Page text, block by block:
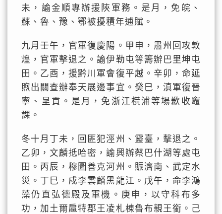
未，諭金順專辦援陝軍務。是月，免皖、
蘇、魯、豫、鄂被擾積年逋賦。
九月壬午，官軍復慶陽。甲申，肅州回攻敦
煌，官軍擊退之。諭伊勒屯等籌辦巴里坤屯
田。乙酉，援黔川軍會復平越。辛卯，命延
煦出關查辦奉天展邊事宜。癸巳，滇軍復晉
寧、呈貢。是月，免浙江橫浦等場歉收竈
課。
冬十月丁未，回匪犯涇州、靈臺，擊退之。
乙卯，文麟抵哈密，諭興辦蔡巴什湖等處屯
田。丙辰，穆圖善克河州。賑濟南、武定水
災。丁巳，戍李雲麟黑龍江。戊午，命李鴻
藻仍直弘德殿及軍機。庚申，以守科布多
功，加土爾扈特郡王凌札棟魯布親王銜。己